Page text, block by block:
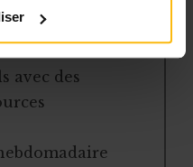
règles et
avec des